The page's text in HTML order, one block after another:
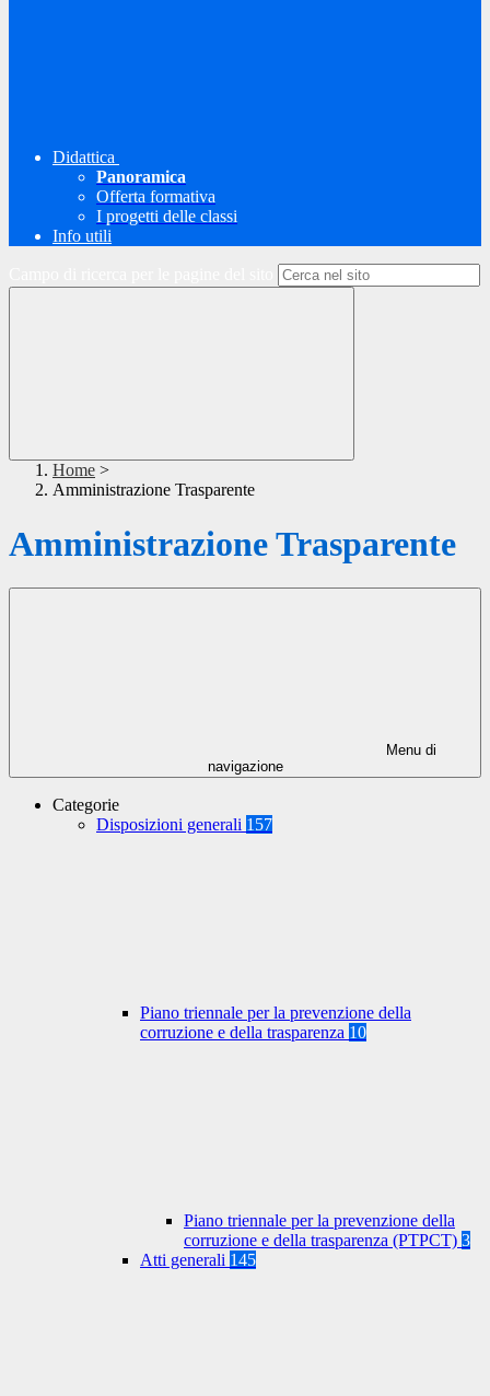
Didattica
Panoramica
Offerta formativa
I progetti delle classi
Info utili
Home >
Amministrazione Trasparente
Amministrazione Trasparente
Menu di
navigazione
Categorie
Disposizioni generali 157
Piano triennale per la prevenzione della
corruzione e della trasparenza 10
Piano triennale per la prevenzione della
corruzione e della trasparenza (PTPCT) 3
Atti generali 145